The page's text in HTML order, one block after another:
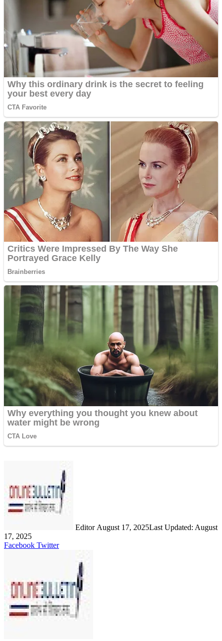
Editor August 17, 2025Last Updated: August
17, 2025
Facebook TwitterLinkedIn
Share
Print